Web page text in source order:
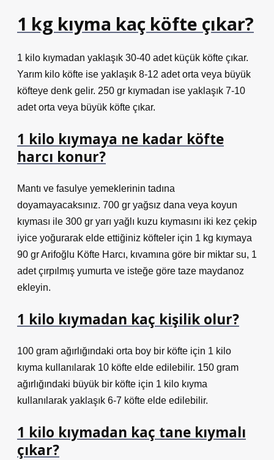
1 kg kıyma kaç köfte çıkar?
1 kilo kıymadan yaklaşık 30-40 adet küçük köfte çıkar.
Yarım kilo köfte ise yaklaşık 8-12 adet orta veya büyük
köfteye denk gelir. 250 gr kıymadan ise yaklaşık 7-10
adet orta veya büyük köfte çıkar.
1 kilo kıymaya ne kadar köfte
harcı konur?
Mantı ve fasulye yemeklerinin tadına
doyamayacaksınız. 700 gr yağsız dana veya koyun
kıyması ile 300 gr yarı yağlı kuzu kıymasını iki kez çekip
iyice yoğurarak elde ettiğiniz köfteler için 1 kg kıymaya
90 gr Arifoğlu Köfte Harcı, kıvamına göre bir miktar su, 1
adet çırpılmış yumurta ve isteğe göre taze maydanoz
ekleyin.
1 kilo kıymadan kaç kişilik olur?
100 gram ağırlığındaki orta boy bir köfte için 1 kilo
kıyma kullanılarak 10 köfte elde edilebilir. 150 gram
ağırlığındaki büyük bir köfte için 1 kilo kıyma
kullanılarak yaklaşık 6-7 köfte elde edilebilir.
1 kilo kıymadan kaç tane kıymalı
çıkar?